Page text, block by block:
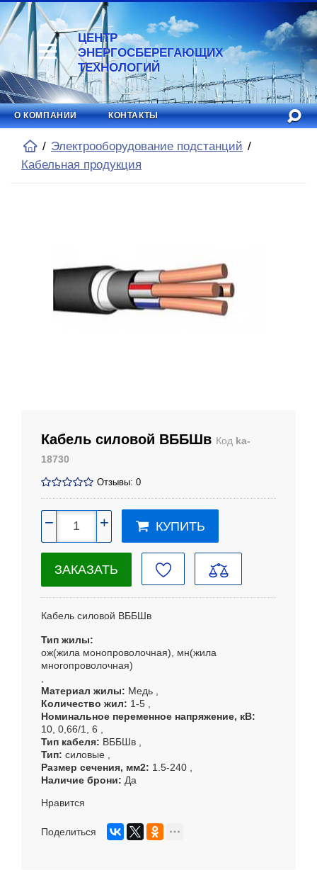
ЦЕНТР
ЭНЕРГОСБЕРЕГАЮЩИХ
ТЕХНОЛОГИЙ
О КОМПАНИИ КОНТАКТЫ
Электрооборудование подстанций
Кабельная продукция
Кабель силовой ВББШв Код ka-
18730
Отзывы: 0
− + КУПИТЬ
ЗАКАЗАТЬ
Кабель силовой ВББШв
Тип жилы
ож(жила монопроволочная), мн(жила
многопроволочная)
Материал жилы
Медь
Количество жил
1-5
Номинальное переменное напряжение, кВ
10, 0,66/1, 6
Тип кабеля
ВББШв
Тип силовые
Размер сечения, мм2
1.5-240
Наличие брони
Да
Нравится
Поделиться